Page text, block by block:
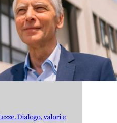
Dialogo, valori e